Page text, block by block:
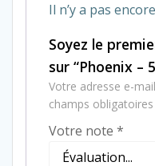
Il n’y a pas
Soyez le
sur “Phoenix –
Votre adresse e-
champs
Votre note *